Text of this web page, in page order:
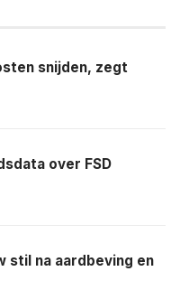
snijden, zegt
over FSD
stil na aardbeving en